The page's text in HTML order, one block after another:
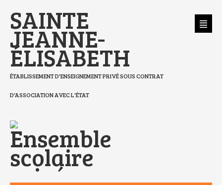
contenu.
|
Aller
à
navigation
SAINTE
JEANNE-
ÉLISABETH
ÉTABLISSEMENT D'ENSEIGNEMENT PRIVÉ SOUS CONTRAT
D'ASSOCIATION AVEC L'ÉTAT